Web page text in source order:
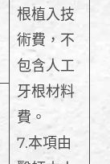
根植入技
術費，不
包含人工
牙根材料
費。
7.本項由